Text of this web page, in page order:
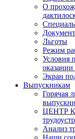
О
Льготы
Режим
Условия
Экран
Выпускникам
Горячая
ЦЕНТР
Анализ
Наши